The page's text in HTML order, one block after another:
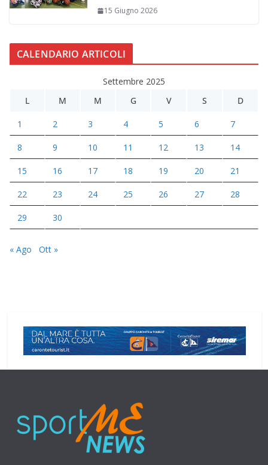
15 Giugno 2026
CALENDARIO ARTICOLI
Settembre 2025
L
M M G V S D
1 2 3 4 5 6 7
8 9 10 11 12 13 14
15 16 17 18 19 20 21
22 23 24 25 26 27 28
29 30
« Ago Ott »